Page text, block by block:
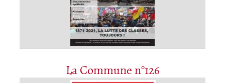
La Commune n°126